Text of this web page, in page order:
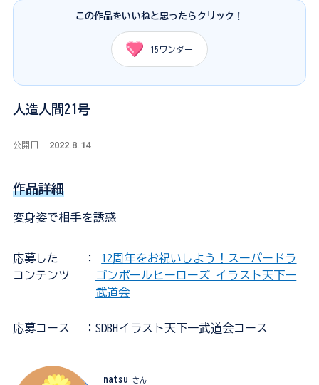
この作品をいいねと思ったらクリック！
15 ワンダー
人造人間21号
公開日 2022.8.14
作品詳細
変身姿で相手を誘惑
応募した
コンテンツ
： 12周年をお祝いしよう！スーパードラ
ゴンボールヒーローズ イラスト天下一
武道会
応募コース ：SDBHイラスト天下一武道会コース
natsu さん